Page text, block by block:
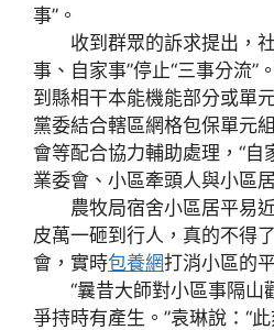
事”。
收到群眾的訴求提出，社
事、自家事”停止“三事分流”
到縣相干本能機能部分或單
黨委結合轄區網格包保單元
會等配合協力輔助處理，“自
業委會、小區牽頭人與小區
農牧局宿舍小區居平易近
皮萬一砸到行人，真的不得
會，實時包養網打消小區的
“曩昔大師對小區事隔山
爭持時有產生。”袁琳說：“